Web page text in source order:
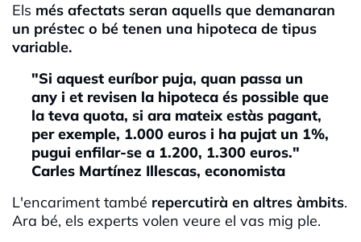
Els més afectats seran aquells que demanaran
un préstec o bé tenen una hipoteca de tipus
variable.
"Si aquest euríbor puja, quan passa un
any i et revisen la hipoteca és possible que
la teva quota, si ara mateix estàs pagant,
per exemple, 1.000 euros i ha pujat un 1%,
pugui enfilar-se a 1.200, 1.300 euros."
Carles Martínez Illescas, economista
L'encariment també repercutirà en altres àmbits.
Ara bé, els experts volen veure el vas mig ple.